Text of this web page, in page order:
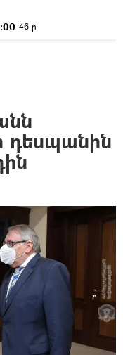
46 ր
դեսպանին